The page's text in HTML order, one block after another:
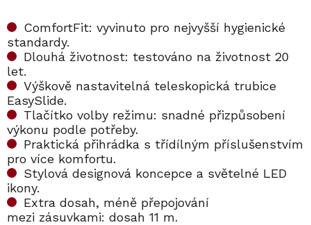
ComfortFit: vyvinuto pro nejvyšší hygienické
standardy.
Dlouhá životnost: testováno na životnost 20
let.
Výškově nastavitelná teleskopická trubice
EasySlide.
Tlačítko volby režimu: snadné přizpůsobení
výkonu podle potřeby.
Praktická přihrádka s třídílným příslušenstvím
pro více komfortu.
Stylová designová koncepce a světelné LED
ikony.
Extra dosah, méně přepojování
mezi zásuvkami: dosah 11 m.